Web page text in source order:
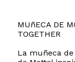
MUñECA DE
TOGETHER
La muñeca de